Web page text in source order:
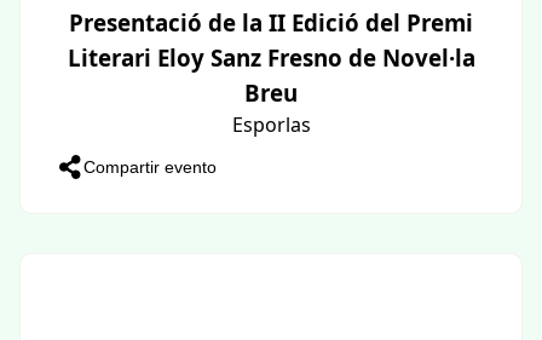
Presentació de la II Edició del Premi
Literari Eloy Sanz Fresno de Novel·la
Breu
Esporlas
Compartir evento